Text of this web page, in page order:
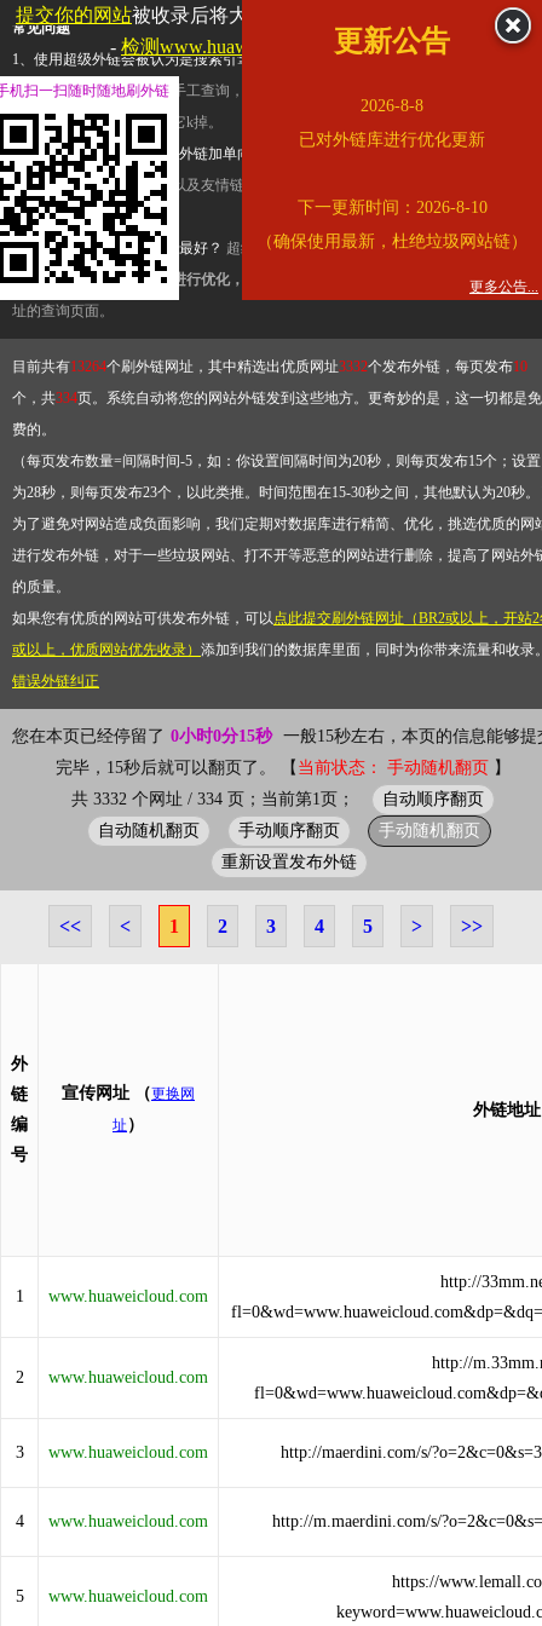
常见问题
1、使用超级外链会被认为是搜索引擎优化作弊吗？ 超级外链只是一个简便而集成
查询工具，模拟的是正常手工查询，不是作弊。如果是作弊，那您可以使用超级外
推广竞争对手的网址，让它k掉。
2、网站优化单纯依靠超级外链加单向链接可行吗？
链，需要结合普通的外链以及友情链接，您可以到站长论坛发布外链，到友情链接
台交换友情链接。
3、如何使用超级外链效果最好？ 超级外链不同于普通的外链，它是动态的链接，
有频繁使用超级外链工具进行优化，才能获得稳定的外链
，最终使搜索引擎收录带
址的查询页面。
目前共有13264个刷外链网址，其中精选出优质网址3332个发布外链，每页发布10
个，共334页。系统自动将您的网站外链发到这些地方。更奇妙的是，这一切都是免
费的。
（每页发布数量=间隔时间-5，如：你设置间隔时间为20秒，则每页发布15个；设置
为28秒，则每页发布23个，以此类推。时间范围在15-30秒之间，其他默认为20秒
为了避免对网站造成负面影响，我们定期对数据库进行精简、优化，挑选优质的网
进行发布外链，对于一些垃圾网站、打不开等恶意的网站进行删除，提高了网站外
的质量。
如果您有优质的网站可供发布外链，可以点此提交刷外链网址（BR2或以上，开站
或以上，优质网站优先收录） 添加到我们的数据库里面，同时为你带来流量和收录
错误外链纠正
您在本页已经停留了 0小时0分15秒 一般15秒左右，本页的信息能够提
完毕，15秒后就可以翻页了。 【 当前状态： 手动随机翻页 】
共 3332 个网址 / 334 页；当前第1页；
自动顺序翻页
自动随机翻页
手动顺序翻页
手动随机翻页
重新设置发布外链
<< < 1 2 3 4 5 > >>
外
链
编
号
宣传网址 （更换网
址 ）
外链地址
1 www.huaweicloud.com
http://
2 www.huaweicloud.com
http://
3 www.huaweicloud.com http://maerdini.com/s/
4 www.huaweicloud.com http://m.maerdini.com/s/
5 www.huaweicloud.com
https://
提交你的网站被收录后将大幅提升流量和外链，
查看展示页面
- 检测www.huaweicloud.com是否收录
更新公告
2026-8-8
已对外链库进行优化更新
下一更新时间：2026-8-10
（确保使用最新，杜绝垃圾网站链）
更多公告...
机扫一扫随时随地刷外链